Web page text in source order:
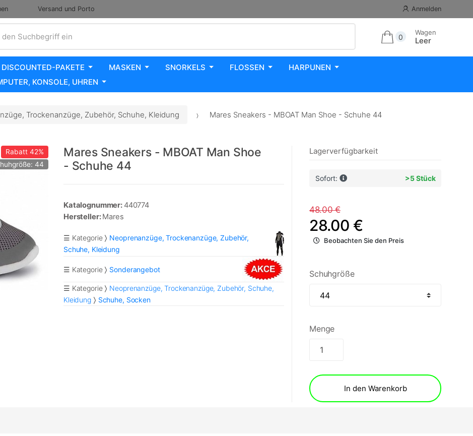
Versand und Porto Anmelden
den Suchbegriff ein
0
Wagen
Leer
DISCOUNTED-PAKETE MASKEN SNORKELS FLOSSEN
HARPUNEN
KONSOLE, UHREN
Trockenanzüge, Zubehör, Schuhe, Kleidung Mares Sneakers - MBOAT Man Shoe - Schuhe 44
Rabatt42%
44
Mares Sneakers - MBOAT Man Shoe
- Schuhe 44
Katalognummer: 440774
Hersteller:Mares
☰ Kategorie
Neoprenanzüge, Trockenanzüge, Zubehör,
Schuhe, Kleidung
☰ Kategorie Sonderangebot
☰ Kategorie
Neoprenanzüge, Trockenanzüge, Zubehör, Schuhe,
Kleidung
Schuhe, Socken
Lagerverfügbarkeit
Sofort: >5 Stück
48.00 €
28.00 €
Beobachten Sie den Preis
Schuhgröße
Menge
In den Warenkorb